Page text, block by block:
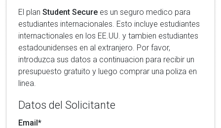
El plan Student Secure es un seguro medico para
estudiantes internacionales. Esto incluye estudiantes
internactionales en los EE.UU. y tambien estudiantes
estadounidenses en al extranjero. Por favor,
introduzca sus datos a continuacion para recibir un
presupuesto gratuito y luego comprar una poliza en
linea.
Datos del Solicitante
Email*